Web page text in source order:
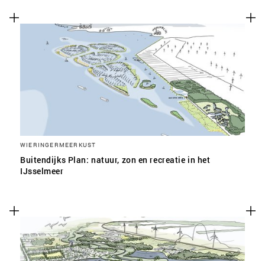
WIERINGERMEERKUST
Buitendijks Plan: natuur, zon en recreatie in het
IJsselmeer